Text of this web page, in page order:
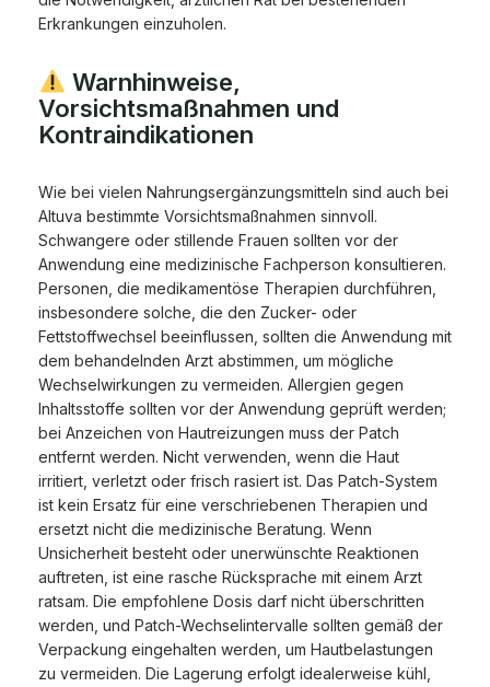
Erkrankungen einzuholen.
Warnhinweise,
Vorsichtsmaßnahmen und
Kontraindikationen
Wie bei vielen Nahrungsergänzungsmitteln sind auch bei
Altuva bestimmte Vorsichtsmaßnahmen sinnvoll.
Schwangere oder stillende Frauen sollten vor der
Anwendung eine medizinische Fachperson konsultieren.
Personen, die medikamentöse Therapien durchführen,
insbesondere solche, die den Zucker- oder
Fettstoffwechsel beeinflussen, sollten die Anwendung mit
dem behandelnden Arzt abstimmen, um mögliche
Wechselwirkungen zu vermeiden. Allergien gegen
Inhaltsstoffe sollten vor der Anwendung geprüft werden;
bei Anzeichen von Hautreizungen muss der Patch
entfernt werden. Nicht verwenden, wenn die Haut
irritiert, verletzt oder frisch rasiert ist. Das Patch-System
ist kein Ersatz für eine verschriebenen Therapien und
ersetzt nicht die medizinische Beratung. Wenn
Unsicherheit besteht oder unerwünschte Reaktionen
auftreten, ist eine rasche Rücksprache mit einem Arzt
ratsam. Die empfohlene Dosis darf nicht überschritten
werden, und Patch-Wechselintervalle sollten gemäß der
Verpackung eingehalten werden, um Hautbelastungen
zu vermeiden. Die Lagerung erfolgt idealerweise kühl,